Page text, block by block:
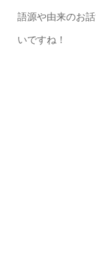
語源や由来のお
いですね！